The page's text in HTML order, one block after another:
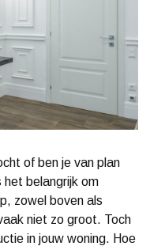
of ben je van plan
het belangrijk om
zowel boven als
niet zo groot. Toch
in jouw woning. Hoe